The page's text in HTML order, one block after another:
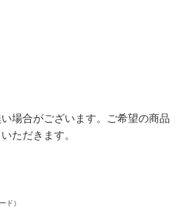
場合がございます。ご希望の商品
ただきます。
ド）